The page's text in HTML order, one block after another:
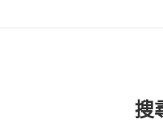
搜